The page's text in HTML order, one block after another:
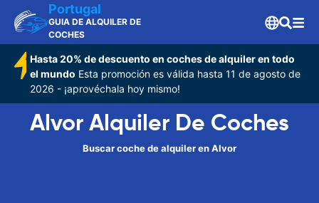
Portugal
GUIA DE ALQUILER DE
COCHES
Hasta 20% de descuento en coches de alquiler en todo
el mundo Esta promoción es válida hasta 11 de agosto de
2026 - ¡aprovéchala hoy mismo!
Alvor Alquiler De Coches
Buscar coche de alquiler en Alvor